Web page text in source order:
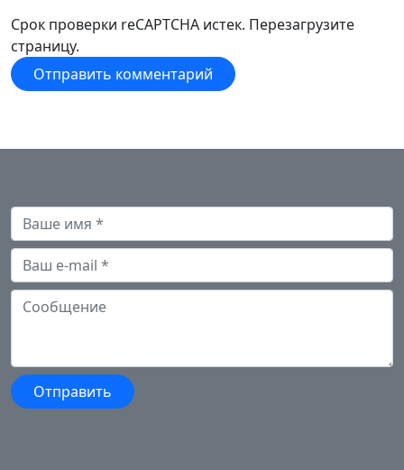
Срок проверки reCAPTCHA истек. Перезагрузите
страницу.